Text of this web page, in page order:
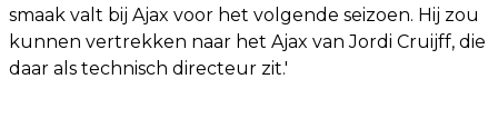
smaak valt bij Ajax voor het volgende seizoen. Hij zou
kunnen vertrekken naar het Ajax van Jordi Cruijff, die
daar als technisch directeur zit.'